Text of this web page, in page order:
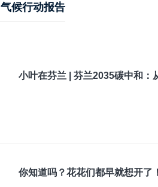
气候行动报告
小叶在芬兰 | 芬兰2035碳中和：
你知道吗？花花们都早就想开了